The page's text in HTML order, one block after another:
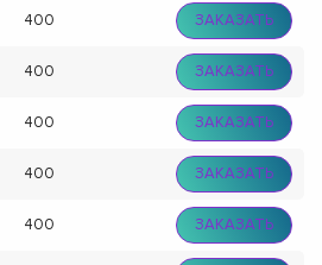
400 ЗАКАЗАТЬ
400 ЗАКАЗАТЬ
400 ЗАКАЗАТЬ
400 ЗАКАЗАТЬ
400 ЗАКАЗАТЬ